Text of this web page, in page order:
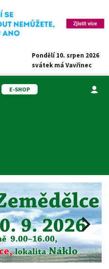
Pondělí 10. srpen 2026
svátek má Vavřinec
E-SHOP